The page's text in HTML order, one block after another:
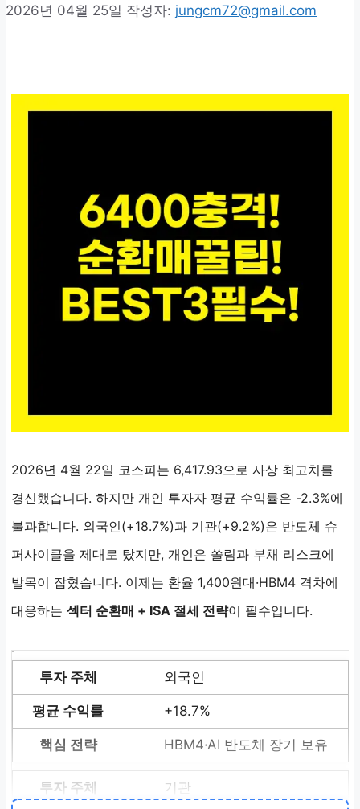
2026년 04월 25일 작성자: jungcm72@gmail.com
2026년 4월 22일 코스피는 6,417.93으로 사상 최고치를
경신했습니다. 하지만 개인 투자자 평균 수익률은 -2.3%에
불과합니다. 외국인(+18.7%)과 기관(+9.2%)은 반도체 슈
퍼사이클을 제대로 탔지만, 개인은 쏠림과 부채 리스크에
발목이 잡혔습니다. 이제는 환율 1,400원대·HBM4 격차에
대응하는 섹터 순환매 + ISA 절세 전략이 필수입니다.
외국인
+18.7%
HBM4·AI 반도체 장기 보유
기관